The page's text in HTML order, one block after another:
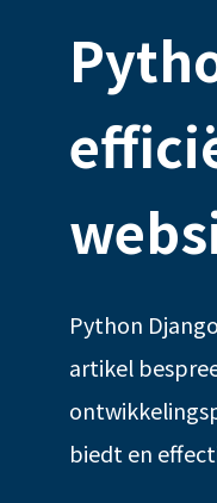
Python
artikel
biedt en